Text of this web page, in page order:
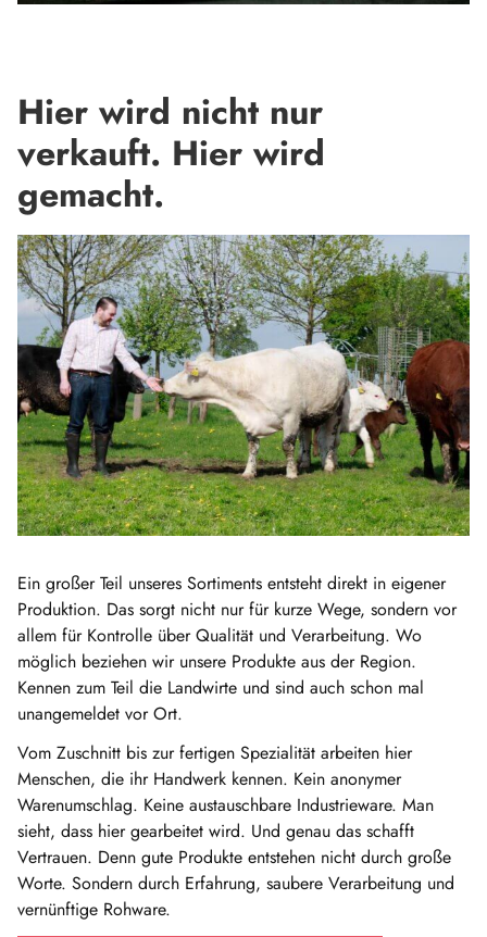
Hier wird nicht nur
verkauft. Hier wird
gemacht.
Ein großer Teil unseres Sortiments entsteht direkt in eigener
Produktion. Das sorgt nicht nur für kurze Wege, sondern vor
allem für Kontrolle über Qualität und Verarbeitung. Wo
möglich beziehen wir unsere Produkte aus der Region.
Kennen zum Teil die Landwirte und sind auch schon mal
unangemeldet vor Ort.
Vom Zuschnitt bis zur fertigen Spezialität arbeiten hier
Menschen, die ihr Handwerk kennen. Kein anonymer
Warenumschlag. Keine austauschbare Industrieware. Man
sieht, dass hier gearbeitet wird. Und genau das schafft
Vertrauen. Denn gute Produkte entstehen nicht durch große
Worte. Sondern durch Erfahrung, saubere Verarbeitung und
vernünftige Rohware.